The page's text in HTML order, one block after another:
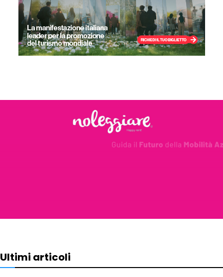
Ultimi articoli